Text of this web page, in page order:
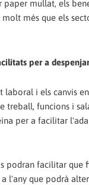
mullat, els
més que els
per a
i els canvis
funcions i
per a facilitar
podran facilitar
l'any que podrà